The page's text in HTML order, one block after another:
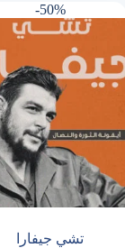
-50%
تشي جيفارا